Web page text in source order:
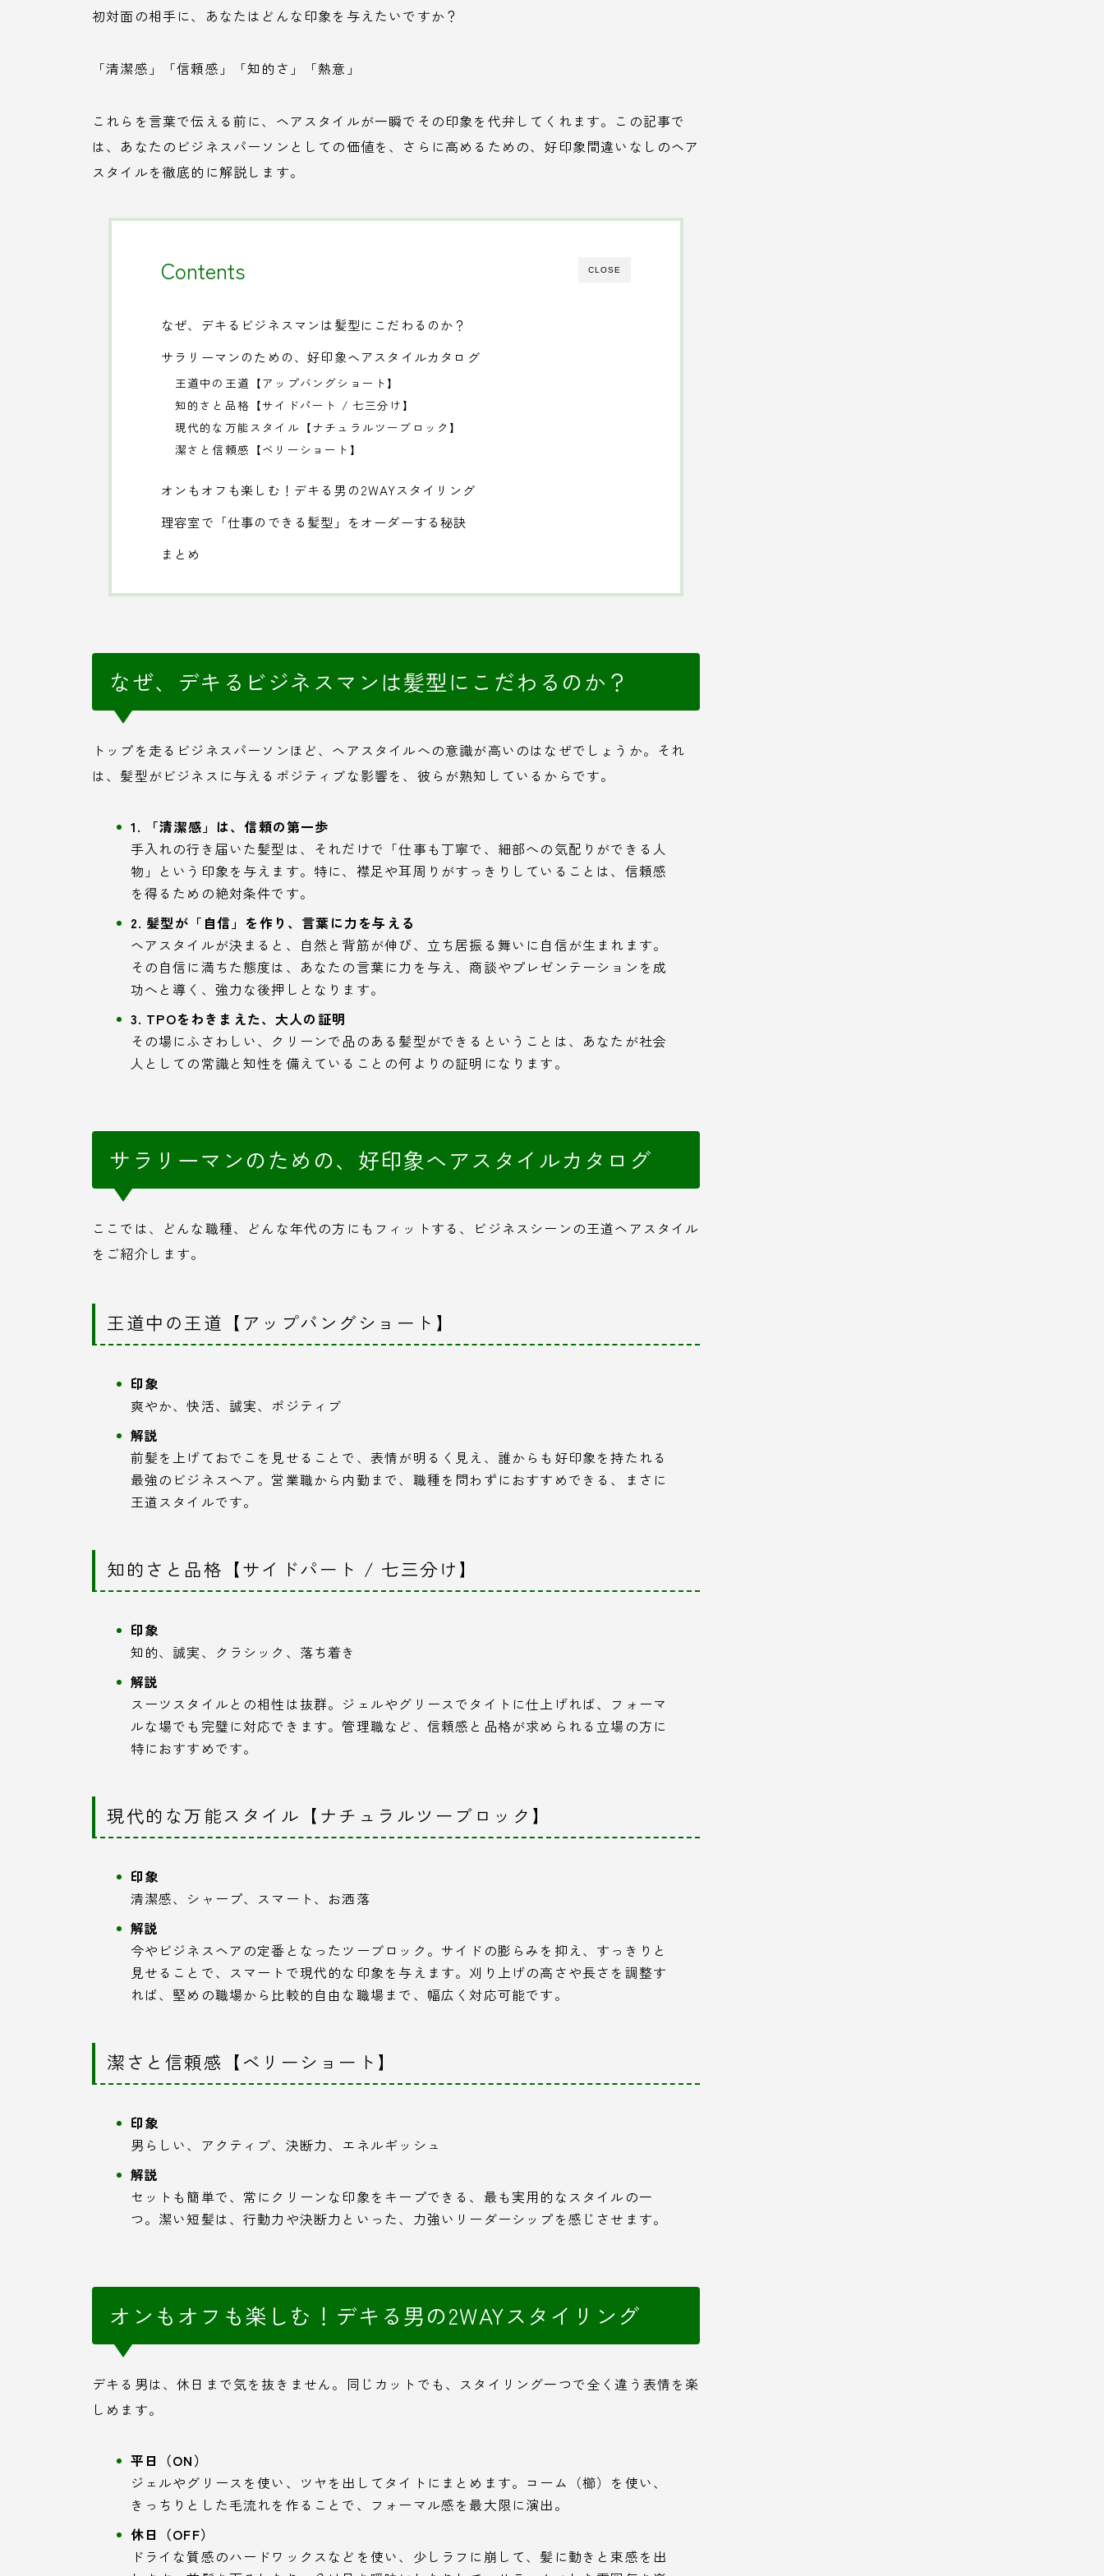
初対面の相手に、あなたはどんな印象を与えたいですか？
「清潔感」「信頼感」「知的さ」「熱意」
これらを言葉で伝える前に、ヘアスタイルが一瞬でその印象を代弁してくれます。この記事で
は、あなたのビジネスパーソンとしての価値を、さらに高めるための、好印象間違いなしのヘア
スタイルを徹底的に解説します。
CLOSE
Contents
なぜ、デキるビジネスマンは髪型にこだわるのか？
サラリーマンのための、好印象ヘアスタイルカタログ
王道中の王道【アップバングショート】
知的さと品格【サイドパート / 七三分け】
現代的な万能スタイル【ナチュラルツーブロック】
潔さと信頼感【ベリーショート】
オンもオフも楽しむ！デキる男の2WAYスタイリング
理容室で「仕事のできる髪型」をオーダーする秘訣
まとめ
なぜ、デキるビジネスマンは髪型にこだわるのか？
トップを走るビジネスパーソンほど、ヘアスタイルへの意識が高いのはなぜでしょうか。それ
は、髪型がビジネスに与えるポジティブな影響を、彼らが熟知しているからです。
1. 「清潔感」は、信頼の第一歩
手入れの行き届いた髪型は、それだけで「仕事も丁寧で、細部への気配りができる人
物」という印象を与えます。特に、襟足や耳周りがすっきりしていることは、信頼感
を得るための絶対条件です。
2. 髪型が「自信」を作り、言葉に力を与える
ヘアスタイルが決まると、自然と背筋が伸び、立ち居振る舞いに自信が生まれます。
その自信に満ちた態度は、あなたの言葉に力を与え、商談やプレゼンテーションを成
功へと導く、強力な後押しとなります。
3. TPOをわきまえた、大人の証明
その場にふさわしい、クリーンで品のある髪型ができるということは、あなたが社会
人としての常識と知性を備えていることの何よりの証明になります。
サラリーマンのための、好印象ヘアスタイルカタログ
ここでは、どんな職種、どんな年代の方にもフィットする、ビジネスシーンの王道ヘアスタイル
をご紹介します。
王道中の王道【アップバングショート】
印象
爽やか、快活、誠実、ポジティブ
解説
前髪を上げておでこを見せることで、表情が明るく見え、誰からも好印象を持たれる
最強のビジネスヘア。営業職から内勤まで、職種を問わずにおすすめできる、まさに
王道スタイルです。
知的さと品格【サイドパート / 七三分け】
印象
知的、誠実、クラシック、落ち着き
解説
スーツスタイルとの相性は抜群。ジェルやグリースでタイトに仕上げれば、フォーマ
ルな場でも完璧に対応できます。管理職など、信頼感と品格が求められる立場の方に
特におすすめです。
現代的な万能スタイル【ナチュラルツーブロック】
印象
清潔感、シャープ、スマート、お洒落
解説
今やビジネスヘアの定番となったツーブロック。サイドの膨らみを抑え、すっきりと
見せることで、スマートで現代的な印象を与えます。刈り上げの高さや長さを調整す
れば、堅めの職場から比較的自由な職場まで、幅広く対応可能です。
潔さと信頼感【ベリーショート】
印象
男らしい、アクティブ、決断力、エネルギッシュ
解説
セットも簡単で、常にクリーンな印象をキープできる、最も実用的なスタイルの一
つ。潔い短髪は、行動力や決断力といった、力強いリーダーシップを感じさせます。
オンもオフも楽しむ！デキる男の2WAYスタイリング
デキる男は、休日まで気を抜きません。同じカットでも、スタイリング一つで全く違う表情を楽
しめます。
平日（ON）
ジェルやグリースを使い、ツヤを出してタイトにまとめます。コーム（櫛）を使い、
きっちりとした毛流れを作ることで、フォーマル感を最大限に演出。
休日（OFF）
ドライな質感のハードワックスなどを使い、少しラフに崩して、髪に動きと束感を出